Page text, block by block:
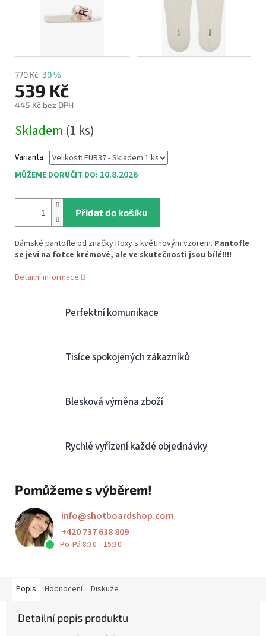
770 Kč 30 %
539 Kč
445 Kč bez DPH
cena:
Skladem (1 ks)
Varianta
MŮŽEME DORUČIT DO: 10.8.2026
Přidat do košíku
Dámské pantofle od značky Roxy s květinovým vzorem. Pantofle
se jeví na fotce krémové, ale ve skutečnosti jsou bílé!!!!
Detailní informace
Perfektní komunikace
Tisíce spokojených zákazníků
Blesková výměna zboží
Rychlé vyřízení každé objednávky
Pomůžeme s výběrem!
info@shotboardshop.com
+420 737 638 809
Po-Pá 8:30 - 15:30
Popis Hodnocení Diskuze
Detailní popis produktu